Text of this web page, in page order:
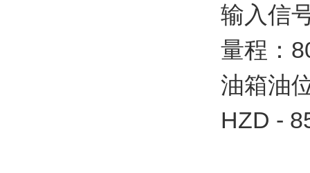
输入信
量程：
油箱油
HZD -